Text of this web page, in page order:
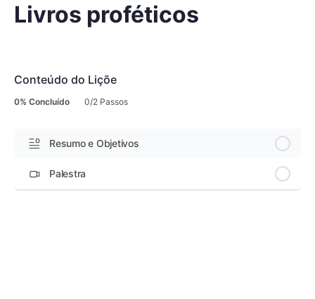
Livros proféticos
Conteúdo do Liçõe
0% Concluído 0/2 Passos
Resumo e Objetivos
Palestra